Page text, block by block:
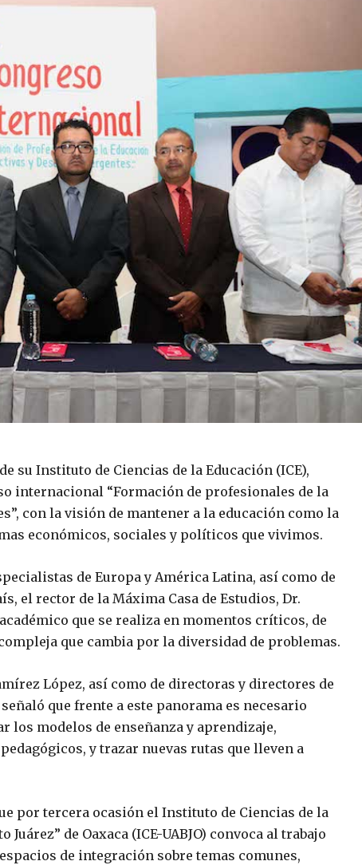
de su Instituto de Ciencias de la Educación (ICE),
internacional “Formación de profesionales de la
con la visión de mantener a la educación como la
económicos, sociales y políticos que vivimos.
de Europa y América Latina, así como de
el rector de la Máxima Casa de Estudios, Dr.
que se realiza en momentos críticos, de
que cambia por la diversidad de problemas.
López, así como de directoras y directores de
que frente a este panorama es necesario
los modelos de enseñanza y aprendizaje,
y trazar nuevas rutas que lleven a
por tercera ocasión el Instituto de Ciencias de la
de Oaxaca (ICE-UABJO) convoca al trabajo
de integración sobre temas comunes,